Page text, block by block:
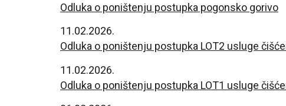
Odluka o poništenju postupka pogonsko gorivo
11.02.2026.
Odluka o poništenju postupka LOT2 usluge
11.02.2026.
Odluka o poništenju postupka LOT1 usluge